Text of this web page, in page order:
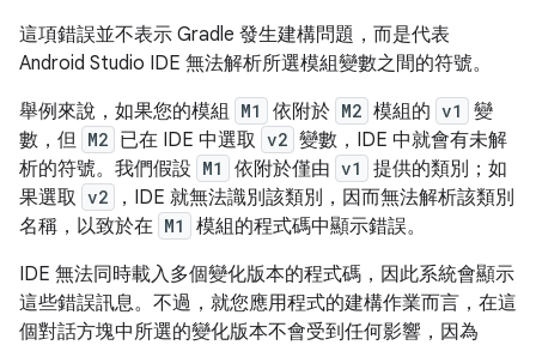
這項錯誤並不表示 Gradle 發生建構問題，而是代表
Android Studio IDE 無法解析所選模組變數之間的符號。
舉例來說，如果您的模組
M1 依附於 M2 模組的 v1
變
數，但
M2 已在 IDE 中選取 v2 變數，IDE 中就會有未解
析的符號。我們假設 M1 依附於僅由 v1
提供的類別；如
果選取 v2
，IDE 就無法識別該類別，因而無法解析該類別
名稱，以致於在 M1
模組的程式碼中顯示錯誤。
IDE 無法同時載入多個變化版本的程式碼，因此系統會顯示
這些錯誤訊息。不過，就您應用程式的建構作業而言，在這
個對話方塊中所選的變化版本不會受到任何影響，因為